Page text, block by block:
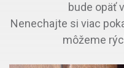
bude opäť
Nenechajte si viac
môžeme